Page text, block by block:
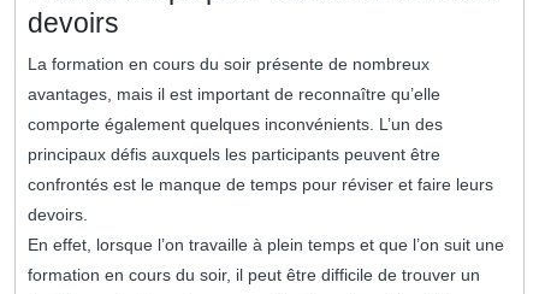
devoirs
La formation en cours du soir présente de nombreux
avantages, mais il est important de reconnaître qu’elle
comporte également quelques inconvénients. L’un des
principaux défis auxquels les participants peuvent être
confrontés est le manque de temps pour réviser et faire leurs
devoirs.
En effet, lorsque l’on travaille à plein temps et que l’on suit une
formation en cours du soir, il peut être difficile de trouver un